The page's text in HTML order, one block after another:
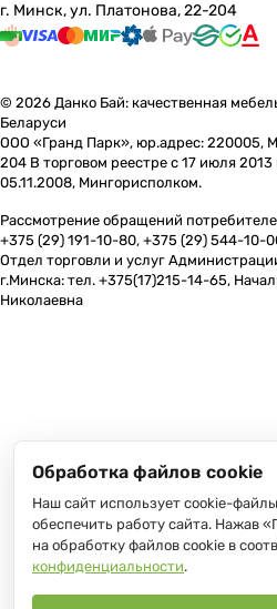
г. Минск, ул. Платонова, 22-204
© 2026 Данко Бай: качественная
Беларуси
ООО «Гранд Парк», юр.адрес: 220005,
204 В торговом реестре с 17 июля
05.11.2008, Мингорисполком.
Рассмотрение обращений
+375 (29) 191-10-80, +375 (29) 544-10-
Отдел торговли и услуг
г.Минска: тел. +375(17)215-14-65,
Николаевна
Обработка файлов cookie
Наш сайт использует cookie-
обеспечить работу сайта. Нажав
на обработку файлов cookie в
конфиденциальности.